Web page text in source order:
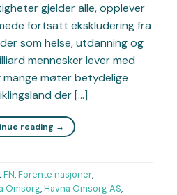
gjelder alle, opplever
fortsatt ekskludering fra
som helse, utdanning og
mennesker lever med
mange møter betydelige
der […]
reading →
FN,Forente nasjoner,
Omsorg,Havna Omsorg AS,